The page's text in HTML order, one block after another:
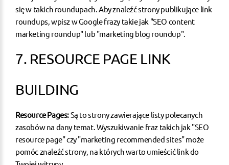
się w takich roundupach. Aby znaleźć strony publikujące link
roundups, wpisz w Google frazy takie jak "SEO content
marketing roundup" lub "marketing blog roundup".
7. RESOURCE PAGE LINK
BUILDING
Resource Pages:Są to strony zawierające listy polecanych
zasobów na dany temat. Wyszukiwanie fraz takich jak "SEO
resource page" czy "marketing recommended sites" może
pomóc znaleźć strony, na których warto umieścić link do